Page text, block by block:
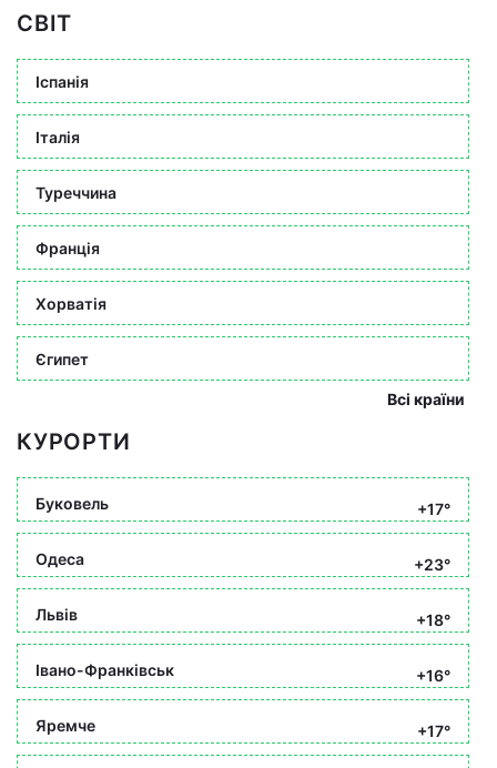
СВІТ
Іспанія
Італія
Туреччина
Франція
Хорватія
Єгипет
Всі країни
КУРОРТИ
Буковель +17°
Одеса +23°
Львів +18°
Івано-Франківськ +16°
Яремче +17°